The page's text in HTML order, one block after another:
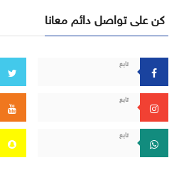
كن على تواصل دائم معانا
تابع
تابع
تابع